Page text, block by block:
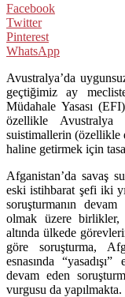
Facebook
Twitter
Pinterest
WhatsApp
Avustralya’da
geçtiğimiz ay
Müdahale Yasası
özellikle
suistimallerin (özellikle
haline getirmek için
Afganistan’da savaş
eski istihbarat şefi iki
soruşturmanın
olmak üzere birlikler,
altında ülkede
göre soruşturma,
esnasında
devam eden
vurgusu da yapılmakta.